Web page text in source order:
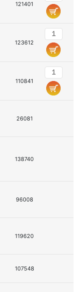
121401
123612
110841
26081
138740
96008
119620
107548